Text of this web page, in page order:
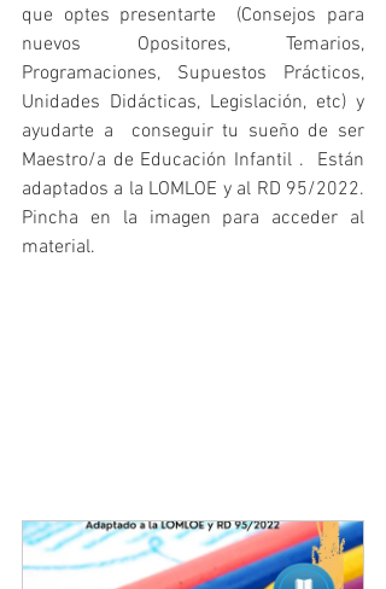
que optes presentarte  (Consejos para
nuevos Opositores, Temarios,
Programaciones, Supuestos Prácticos,
Unidades Didácticas, Legislación, etc) y
ayudarte a  conseguir tu sueño de ser
Maestro/a de Educación Infantil .  Están
adaptados a la LOMLOE y al RD 95/2022.
Pincha en la imagen para acceder al
material.